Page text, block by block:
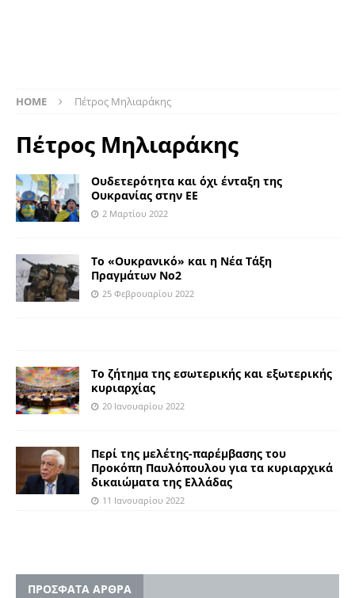
HOME Πέτρος Μηλιαράκης
Πέτρος Μηλιαράκης
Ουδετερότητα και όχι ένταξη της
Ουκρανίας στην ΕΕ
2 Μαρτίου 2022
Το «Ουκρανικό» και η Νέα Τάξη
Πραγμάτων Νο2
25 Φεβρουαρίου 2022
Το ζήτημα της εσωτερικής και εξωτερικής
κυριαρχίας
20 Ιανουαρίου 2022
Περί της μελέτης-παρέμβασης του
Προκόπη Παυλόπουλου για τα κυριαρχικά
δικαιώματα της Ελλάδας
11 Ιανουαρίου 2022
ΠΡΟΣΦΑΤΑ ΑΡΘΡΑ